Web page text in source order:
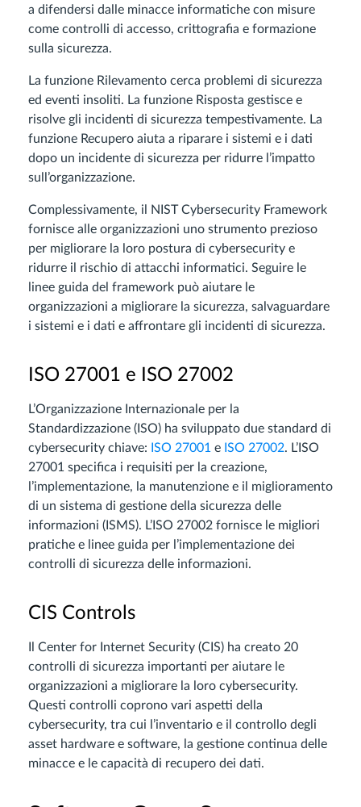
a difendersi dalle minacce informatiche con misure
come controlli di accesso, crittografia e formazione
sulla sicurezza.
La funzione Rilevamento cerca problemi di sicurezza
ed eventi insoliti. La funzione Risposta gestisce e
risolve gli incidenti di sicurezza tempestivamente. La
funzione Recupero aiuta a riparare i sistemi e i dati
dopo un incidente di sicurezza per ridurre l’impatto
sull’organizzazione.
Complessivamente, il NIST Cybersecurity Framework
fornisce alle organizzazioni uno strumento prezioso
per migliorare la loro postura di cybersecurity e
ridurre il rischio di attacchi informatici. Seguire le
linee guida del framework può aiutare le
organizzazioni a migliorare la sicurezza, salvaguardare
i sistemi e i dati e affrontare gli incidenti di sicurezza.
ISO 27001 e ISO 27002
L’Organizzazione Internazionale per la
Standardizzazione (ISO) ha sviluppato due standard di
cybersecurity chiave: ISO 27001 e ISO 27002. L’ISO
27001 specifica i requisiti per la creazione,
l’implementazione, la manutenzione e il miglioramento
di un sistema di gestione della sicurezza delle
informazioni (ISMS). L’ISO 27002 fornisce le migliori
pratiche e linee guida per l’implementazione dei
controlli di sicurezza delle informazioni.
CIS Controls
Il Center for Internet Security (CIS) ha creato 20
controlli di sicurezza importanti per aiutare le
organizzazioni a migliorare la loro cybersecurity.
Questi controlli coprono vari aspetti della
cybersecurity, tra cui l’inventario e il controllo degli
asset hardware e software, la gestione continua delle
minacce e le capacità di recupero dei dati.